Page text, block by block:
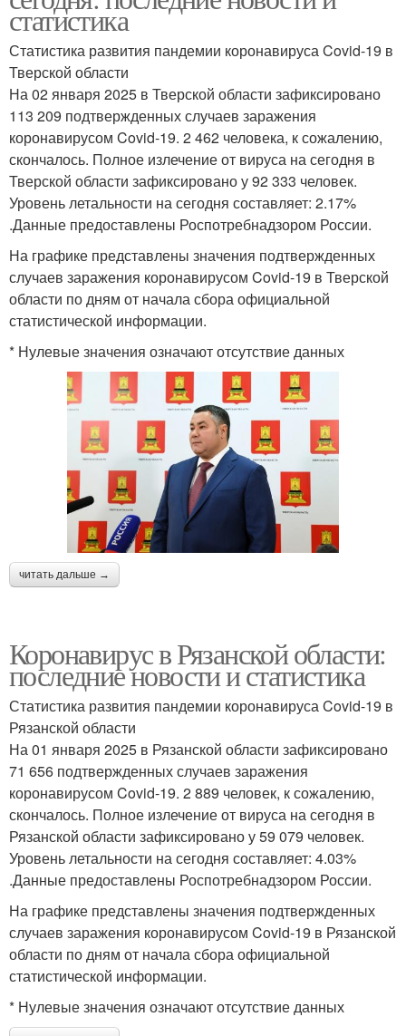
статистика
Статистика развития пандемии коронавируса Covid-19 в
Тверской области
На 02 января 2025 в Тверской области зафиксировано
113 209 подтвержденных случаев заражения
коронавирусом Covid-19. 2 462 человека, к сожалению,
скончалось. Полное излечение от вируса на сегодня в
Тверской области зафиксировано у 92 333 человек.
Уровень летальности на сегодня составляет: 2.17%
.Данные предоставлены Роспотребнадзором России.
На графике представлены значения подтвержденных
случаев заражения коронавирусом Covid-19 в Тверской
области по дням от начала сбора официальной
статистической информации.
* Нулевые значения означают отсутствие данных
читать дальше →
Коронавирус в Рязанской области:
последние новости и статистика
Статистика развития пандемии коронавируса Covid-19 в
Рязанской области
На 01 января 2025 в Рязанской области зафиксировано
71 656 подтвержденных случаев заражения
коронавирусом Covid-19. 2 889 человек, к сожалению,
скончалось. Полное излечение от вируса на сегодня в
Рязанской области зафиксировано у 59 079 человек.
Уровень летальности на сегодня составляет: 4.03%
.Данные предоставлены Роспотребнадзором России.
На графике представлены значения подтвержденных
случаев заражения коронавирусом Covid-19 в Рязанской
области по дням от начала сбора официальной
статистической информации.
* Нулевые значения означают отсутствие данных